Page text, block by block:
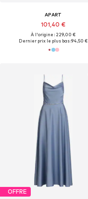
APART
101,40 €
À l'origine : 229,00 €
Dernier prix le plus bas :94,50 €
OFFRE